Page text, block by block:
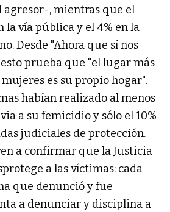
agresor-, mientras que el
la vía pública y el 4% en la
Desde "Ahora que sí nos
prueba que "el lugar más
es su propio hogar".
habían realizado al menos
a su femicidio y sólo el 10%
judiciales de protección.
a confirmar que la Justicia
a las víctimas: cada
que denunció y fue
a denunciar y disciplina a